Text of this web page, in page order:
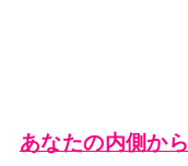
あなたの内側から